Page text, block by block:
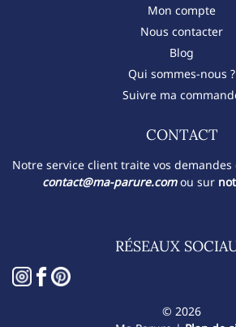
Mon compte
Nous contacter
Blog
Qui sommes-nous ?
Suivre ma
CONTACT​
Notre service client traite vos
contact@ma-parure.comou sur
RÉSEAUX
© 2026